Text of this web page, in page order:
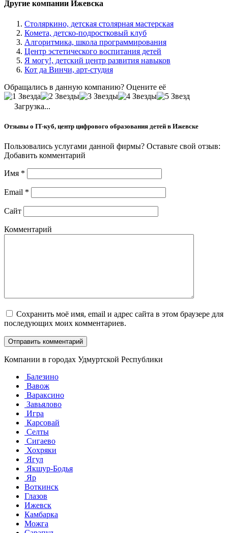
Другие компании Ижевска
Столяркино, детская столярная мастерская
Комета, детско-подростковый клуб
Алгоритмика, школа программирования
Центр эстетического воспитания детей
Я могу!, детский центр развития навыков
Кот да Винчи, арт-студия
Обращались в данную компанию? Оцените её
Загрузка...
Отзывы о IT-куб, центр цифрового образования детей в Ижевске
Пользовались услугами данной фирмы? Оставьте свой отзыв:
Добавить комментарий
Имя *
Email *
Сайт
Комментарий
Сохранить моё имя, email и адрес сайта в этом браузере для
последующих моих комментариев.
Компании в городах Удмуртской Республики
Балезино
Вавож
Вараксино
Завьялово
Игра
Карсовай
Селты
Сигаево
Хохряки
Ягул
Якшур-Бодья
Яр
Воткинск
Глазов
Ижевск
Камбарка
Можга